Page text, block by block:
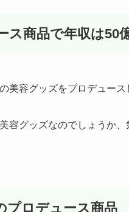
ス商品で年収は50
美容グッズをプロデュー
容グッズなのでしょうか、
プロデュース商品